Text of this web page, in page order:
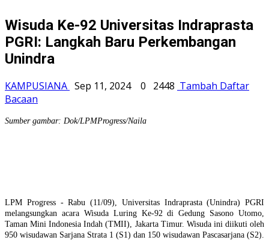
Wisuda Ke-92 Universitas Indraprasta
PGRI: Langkah Baru Perkembangan
Unindra
KAMPUSIANA Sep 11, 2024 0 2448 Tambah Daftar
Bacaan
Sumber gambar: Dok/LPMProgress/Naila
LPM Progress - Rabu (11/09), Universitas Indraprasta (Unindra) PGRI
melangsungkan acara Wisuda Luring Ke-92 di Gedung Sasono Utomo,
Taman Mini Indonesia Indah (TMII), Jakarta Timur. Wisuda ini diikuti oleh
950 wisudawan Sarjana Strata 1 (S1) dan 150 wisudawan Pascasarjana (S2).